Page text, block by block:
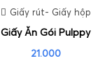
Giấy rút- Giấy hộp
Giấy Ăn Gói Pulppy
21.000